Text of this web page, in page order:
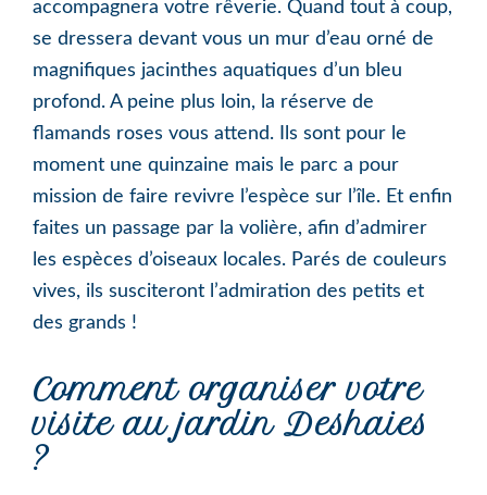
accompagnera votre rêverie. Quand tout à coup,
se dressera devant vous un mur d’eau orné de
magnifiques jacinthes aquatiques d’un bleu
profond. A peine plus loin, la réserve de
flamands roses vous attend. Ils sont pour le
moment une quinzaine mais le parc a pour
mission de faire revivre l’espèce sur l’île. Et enfin
faites un passage par la volière, afin d’admirer
les espèces d’oiseaux locales. Parés de couleurs
vives, ils susciteront l’admiration des petits et
des grands !
Comment organiser votre
visite au jardin Deshaies
?